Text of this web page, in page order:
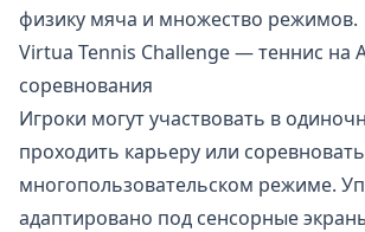
физику мяча и множество режимов.
Virtua Tennis Challenge — теннис на
соревнования
Игроки могут участвовать в
проходить карьеру или
многопользовательском режиме.
адаптировано под сенсорные